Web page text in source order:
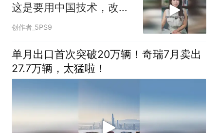
这是要用中国技术，改写
全球汽车格局？
创作者_5PS9
单月出口首次突破20万辆！奇瑞7月卖出
27.7万辆，太猛啦！